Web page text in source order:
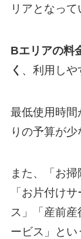
リアとなって
Bエリアの料
く 、利用しや
最低使用時間
りの予算が少
また、「お掃
「お片付け
ス」「産前
ービス」と